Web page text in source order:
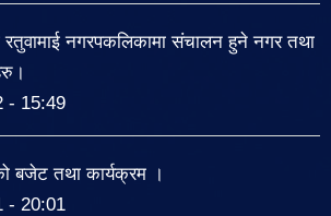
नगरपकलिकामा संचालन हुने नगर तथा
- 15:49
तथा कार्यक्रम ।
- 20:01